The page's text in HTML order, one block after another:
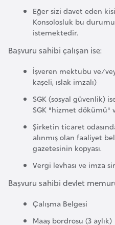
Eğer sizi davet eden
Konsolosluk bu
istemektedir.
Başvuru sahibi çalışan ise:
İşveren mektubu ve/
kaşeli, ıslak imzalı)
SGK (sosyal güvenlik)
SGK "hizmet dökümü"
Şirketin ticaret
alınmış olan faaliyet
gazetesinin kopyası.
Vergi levhası ve imza
Başvuru sahibi devlet
Çalışma Belgesi
Maaş bordrosu (3 aylık)
e
r